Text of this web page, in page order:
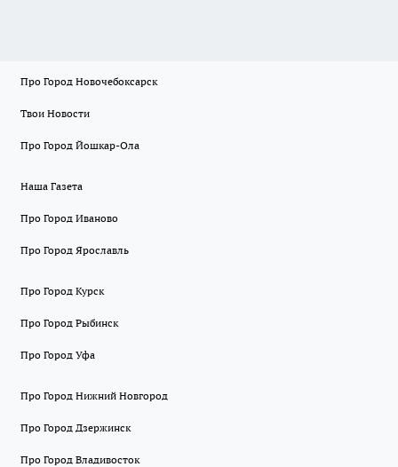
Про Город Новочебоксарск
Твои Новости
Про Город Йошкар-Ола
Наша Газета
Про Город Иваново
Про Город Ярославль
Про Город Курск
Про Город Рыбинск
Про Город Уфа
Про Город Нижний Новгород
Про Город Дзержинск
Про Город Владивосток